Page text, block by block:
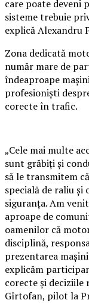
care poate deveni
sisteme trebuie
explică Alexandru
Zona dedicată
număr mare de
îndeaproape
profesioniști
corecte în trafic.
„Cele mai multe
sunt grăbiți și
să le transmitem
specială de raliu
siguranța. Am
aproape de
oamenilor că
disciplină,
prezentarea
explicăm
corecte și deciziile
Gîrtofan, pilot la